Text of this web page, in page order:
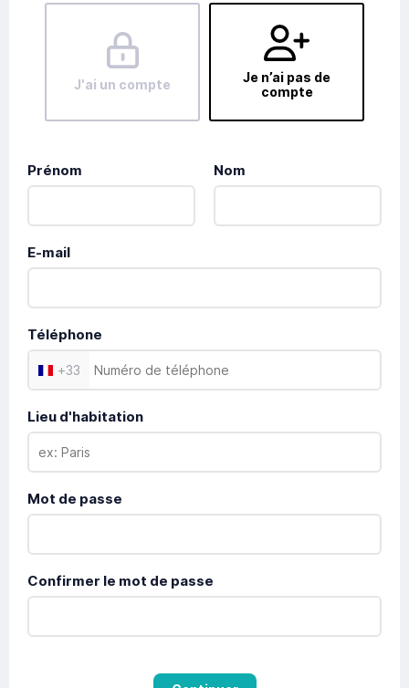
J'ai un compte
Je n’ai pas de
compte
Prénom Nom
E-mail
Téléphone
+33
Lieu d'habitation
Mot de passe
Confirmer le mot de passe